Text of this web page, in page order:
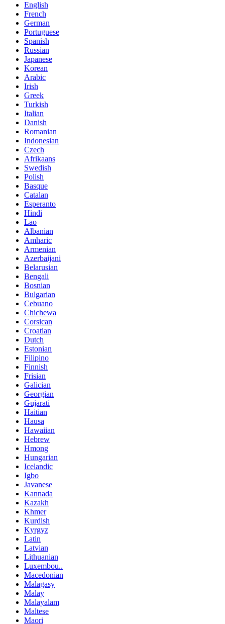
English
French
German
Portuguese
Spanish
Russian
Japanese
Korean
Arabic
Irish
Greek
Turkish
Italian
Danish
Romanian
Indonesian
Czech
Afrikaans
Swedish
Polish
Basque
Catalan
Esperanto
Hindi
Lao
Albanian
Amharic
Armenian
Azerbaijani
Belarusian
Bengali
Bosnian
Bulgarian
Cebuano
Chichewa
Corsican
Croatian
Dutch
Estonian
Filipino
Finnish
Frisian
Galician
Georgian
Gujarati
Haitian
Hausa
Hawaiian
Hebrew
Hmong
Hungarian
Icelandic
Igbo
Javanese
Kannada
Kazakh
Khmer
Kurdish
Kyrgyz
Latin
Latvian
Lithuanian
Luxembou..
Macedonian
Malagasy
Malay
Malayalam
Maltese
Maori